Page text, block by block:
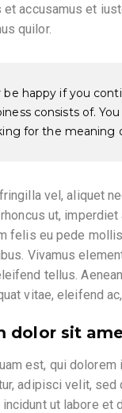
et accusamus et
quilor.
be happy if you
consists of.
for the meaning
vel, aliquet
ut,
felis eu pede
Vivamus
tellus.
vitae, eleifend ac,
dolor sit
est, qui dolorem
adipisci velit, sed
ut labore et